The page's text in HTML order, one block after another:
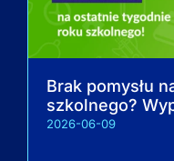
Brak pomysłu
szkolnego?
2026-06-09